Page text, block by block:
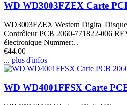
WD WD3003FZEX Carte
WD3003FZEX Western Digital
Contrôleur PCB 2060-771822-006
électronique Nummer:...
€44.00
... plus d'infos
WD WD4001FFSX Carte